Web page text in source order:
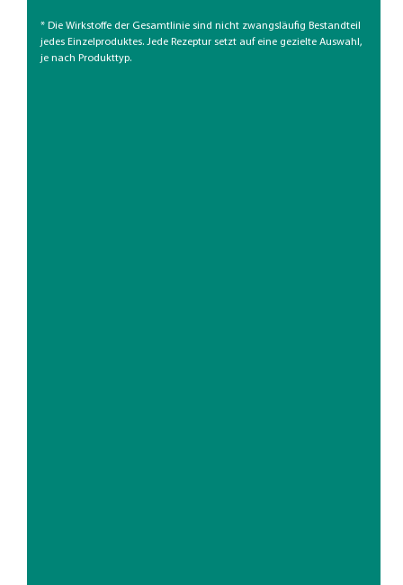
* Die Wirkstoffe der Gesamtlinie sind nicht zwangsläufig Bestandteil
jedes Einzelproduktes. Jede Rezeptur setzt auf eine gezielte Auswahl,
je nach Produkttyp.